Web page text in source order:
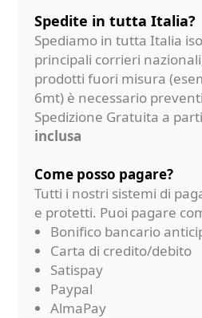
Spedite in tutta Italia?
Spediamo in tutta Italia
principali corrieri
prodotti fuori misura
6mt) è necessario
Spedizione Gratuita a
inclusa
Come posso pagare?
Tutti i nostri sistemi di
e protetti. Puoi pagare
Bonifico bancario
Carta di credito/debito
Satispay
Paypal
AlmaPay